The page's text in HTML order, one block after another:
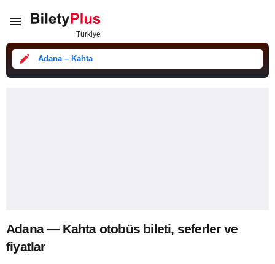
Adana – Kahta
Adana — Kahta otobüs bileti, seferler ve
fiyatlar